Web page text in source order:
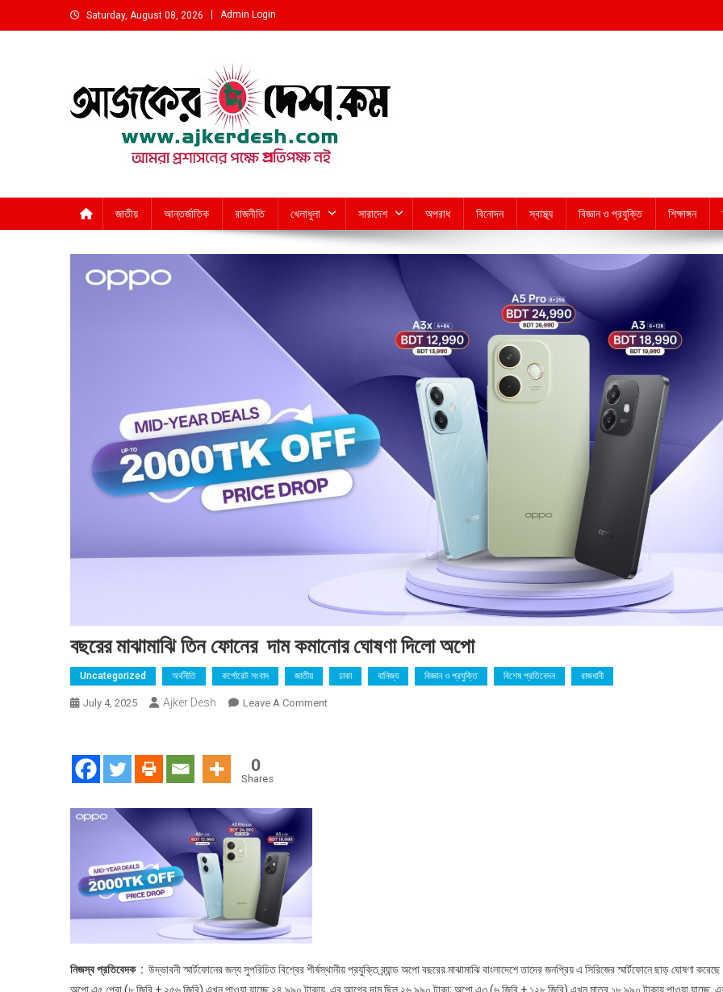
to
Saturday, August 08, 2026 Admin Login
জাতীয় আন্তর্জাতিক রাজনীতি খেলাধুলা সারাদেশ অপরাধ বিনোদন স্বাস্থ্য বিজ্ঞান ও প্রযুক্তি শিক্ষাঙ্গন
বছরের মাঝামাঝি তিন ফোনের দাম কমানোর ঘোষণা দিলো অপো
Uncategorized অর্থনীতি কর্পোরেট সংবাদ জাতীয় ঢাকা বানিজ্য বিজ্ঞান ও প্রযুক্তি বিশেষ প্রতিবেদন রাজধানী
July 4, 2025 Ajker Desh Leave A CommentOn
0
Shares
নিজস্ব প্রতিবেদক : উদ্ভাবনী স্মার্টফোনের জন্য সুপরিচিত বিশ্বের শীর্ষস্থানীয় প্রযুক্তি ব্র্যান্ড অপো বছরের মাঝামাঝি বাংলাদেশে তাদের জনপ্রিয় এ সিরিজের স্মার্টফোনে ছাড় ঘোষণা